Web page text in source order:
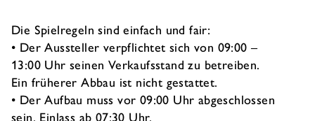
Die Spielregeln sind einfach und fair:
• Der Aussteller verpflichtet sich von 09:00 –
13:00 Uhr seinen Verkaufsstand zu betreiben.
Ein früherer Abbau ist nicht gestattet.
• Der Aufbau muss vor 09:00 Uhr abgeschlossen
sein. Einlass ab 07:30 Uhr.